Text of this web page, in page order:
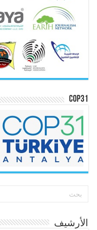
COP31
الأرشيف